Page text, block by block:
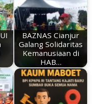
BAZNAS Cianjur
Galang Solidaritas
Kemanusiaan di
HAB…